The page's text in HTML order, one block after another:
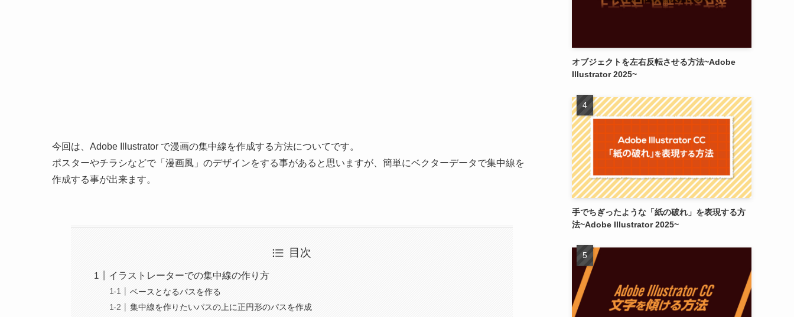
今回は、Adobe Illustrator で漫画の集中線を作成する方法についてです。
ポスターやチラシなどで「漫画風」のデザインをする事があると思いますが、簡単にベクターデータで集中線を
作成する事が出来ます。
目次
イラストレーターでの集中線の作り方
ベースとなるパスを作る
集中線を作りたいパスの上に正円形のパスを作成
オブジェクトを左右反転させる方法~Adobe
Illustrator 2025~
手でちぎったような「紙の破れ」を表現する方
法~Adobe Illustrator 2025~